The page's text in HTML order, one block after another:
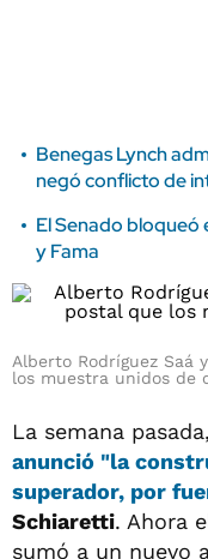
Benegas Lynch
negó conflicto de
El Senado
y Fama
Alberto Rodríguez Saá
los muestra unidos de
La semana pasada,
anunció "la
superador, por
Schiaretti. Ahora
sumó a un nuevo